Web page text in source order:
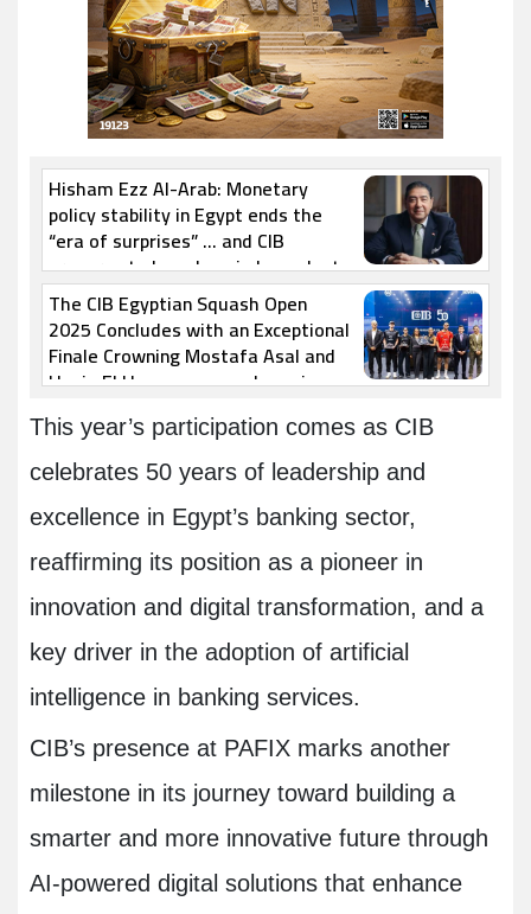
Hisham Ezz Al-Arab: Monetary
policy stability in Egypt ends the
“era of surprises” … and CIB
prepares to launch an independent
digital bank
The CIB Egyptian Squash Open
2025 Concludes with an Exceptional
Finale Crowning Mostafa Asal and
Hania El Hammamy as champions
This year’s participation comes as CIB
celebrates 50 years of leadership and
excellence in Egypt’s banking sector,
reaffirming its position as a pioneer in
innovation and digital transformation, and a
key driver in the adoption of artificial
intelligence in banking services.
CIB’s presence at PAFIX marks another
milestone in its journey toward building a
smarter and more innovative future through
AI-powered digital solutions that enhance